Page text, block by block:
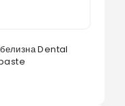
Dental